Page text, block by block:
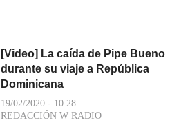
[Video] La caída de Pipe Bueno
durante su viaje a República
Dominicana
19/02/2020 - 10:28
REDACCIÓN W RADIO